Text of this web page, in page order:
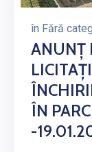
în Fără
ANUNŢ
ÎN
-